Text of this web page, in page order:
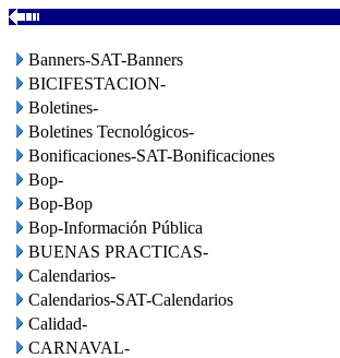
Banners-SAT-Banners
BICIFESTACION-
Boletines-
Boletines Tecnológicos-
Bonificaciones-SAT-Bonificaciones
Bop-
Bop-Bop
Bop-Información Pública
BUENAS PRACTICAS-
Calendarios-
Calendarios-SAT-Calendarios
Calidad-
CARNAVAL-